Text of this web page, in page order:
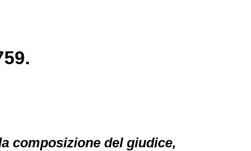
composizione del giudice,